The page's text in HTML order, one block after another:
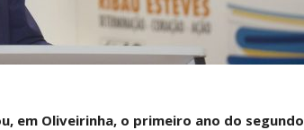
em Oliveirinha, o primeiro ano do segundo